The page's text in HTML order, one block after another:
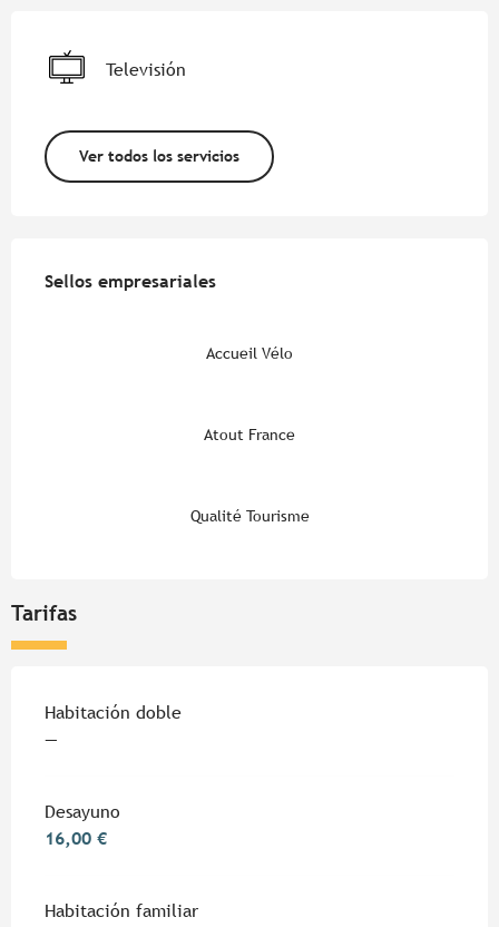
Televisión
Ver todos los servicios
Sellos empresariales
Sellos empresariales
Accueil Vélo
Atout France
Qualité Tourisme
Tarifas
Tarifas 2026
Habitación doble
—
Desayuno
16,00 €
Habitación familiar